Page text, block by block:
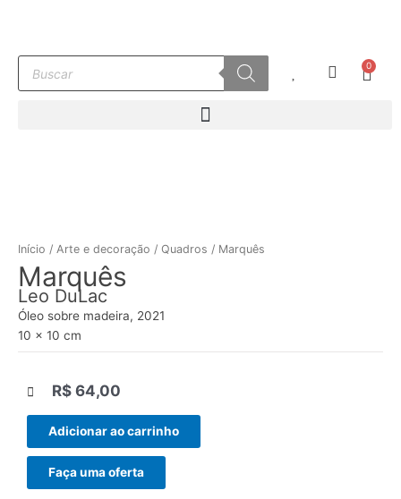
conteúdo
Pesquisar
produtos
0
Início / Arte e decoração / Quadros / Marquês
Marquês
Leo DuLac
Óleo sobre madeira, 2021
10 x 10 cm
R$ 64,00
Adicionar ao carrinho
Faça uma oferta